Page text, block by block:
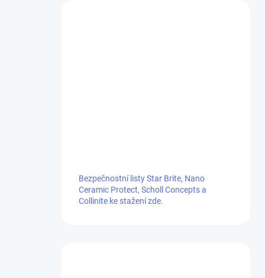
Bezpečnostní listy Star Brite, Nano
Ceramic Protect, Scholl Concepts a
Collinite ke stažení zde.